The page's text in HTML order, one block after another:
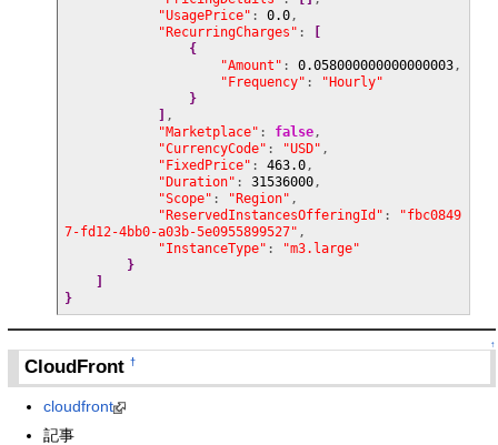
"UsagePrice" : 0.0,
"RecurringCharges" :
{
"Amount" : 0.058000000000000003,
"Frequency" :
"Hourly"
}
,
"Marketplace" : false,
"CurrencyCode" : "USD" ,
"FixedPrice" : 463.0,
"Duration" : 31536000,
"Scope" : "Region" ,
"ReservedInstancesOfferingId" :
"fbc0849
7-fd12-4bb0-a03b-5e0955899527" ,
"InstanceType" :
"m3.large"
}
}
↑
CloudFront†
cloudfront
記事